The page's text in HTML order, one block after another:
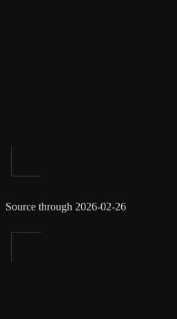
Source through 2026-02-26